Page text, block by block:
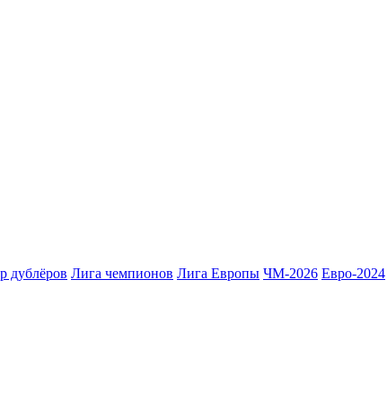
дублёров Лига чемпионов Лига Европы ЧМ-2026 Евро-2024